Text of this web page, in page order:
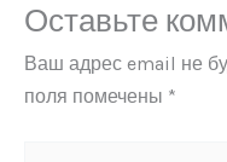
Оставьте
Ваш адрес email не
поля помечены *